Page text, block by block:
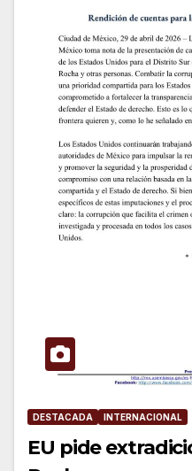
DESTACADA INTERNACIONAL
EU pide